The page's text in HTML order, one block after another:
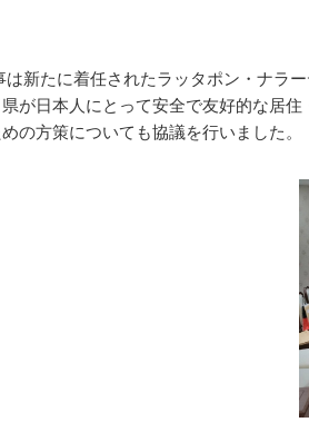
新たに着任されたラッタポン・ナラ
が日本人にとって安全で友好的な居
の方策についても協議を行いました。